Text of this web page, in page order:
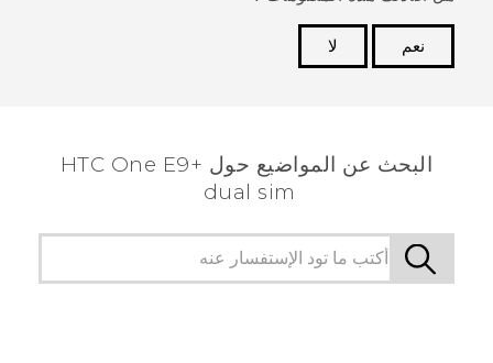
نعم
لا
البحث عن المواضيع حول HTC One E9+
dual sim